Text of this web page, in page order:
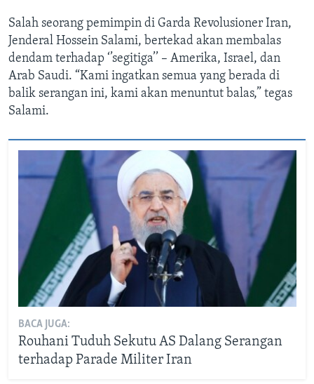
Salah seorang pemimpin di Garda Revolusioner Iran,
Jenderal Hossein Salami, bertekad akan membalas
dendam terhadap ‘’segitiga’’ – Amerika, Israel, dan
Arab Saudi. “Kami ingatkan semua yang berada di
balik serangan ini, kami akan menuntut balas,” tegas
Salami.
BACA JUGA:
Rouhani Tuduh Sekutu AS Dalang Serangan
terhadap Parade Militer Iran